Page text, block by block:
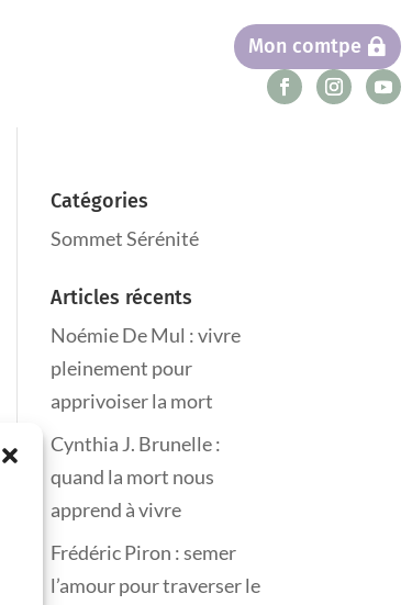
Mon comtpe
Catégories
Sommet Sérénité
Articles récents
Noémie De Mul : vivre
pleinement pour
apprivoiser la mort
Cynthia J. Brunelle :
quand la mort nous
apprend à vivre
Frédéric Piron : semer
l’amour pour traverser le